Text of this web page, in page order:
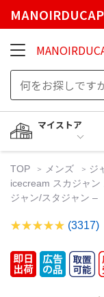
マイストア
TOP メンズ ジ
icecream スカジャ
ジャン/スタジャン –
(3317)